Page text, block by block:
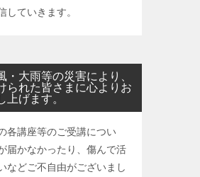
していきます。
・大雨等の災害により、
られた皆さまに心よりお
上げます。
各講座等のご受講につい
届かなかったり、傷んで活
などご不自由がございまし